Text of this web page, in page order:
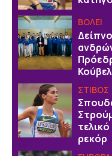
ΒOΛΕΙ
ΣΤΙΒΟΣ
ρεκόρ